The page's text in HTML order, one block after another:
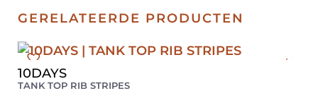
GERELATEERDE PRODUCTEN
10DAYS
TANK TOP RIB STRIPES
L